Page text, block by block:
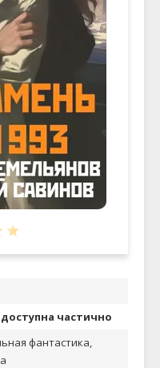
частично
фантастика,